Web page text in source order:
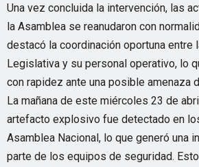
Una vez concluida la intervención, las
la Asamblea se reanudaron con
destacó la coordinación oportuna entre
Legislativa y su personal operativo, lo
con rapidez ante una posible amenaza
La mañana de este miércoles 23 de
artefacto explosivo fue detectado en
Asamblea Nacional, lo que generó una
parte de los equipos de seguridad.